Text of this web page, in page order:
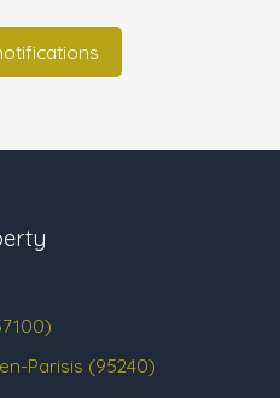
Parisis (95240)